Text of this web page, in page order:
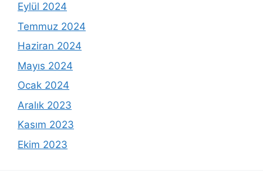
Eylül 2024
Temmuz 2024
Haziran 2024
Mayıs 2024
Ocak 2024
Aralık 2023
Kasım 2023
Ekim 2023